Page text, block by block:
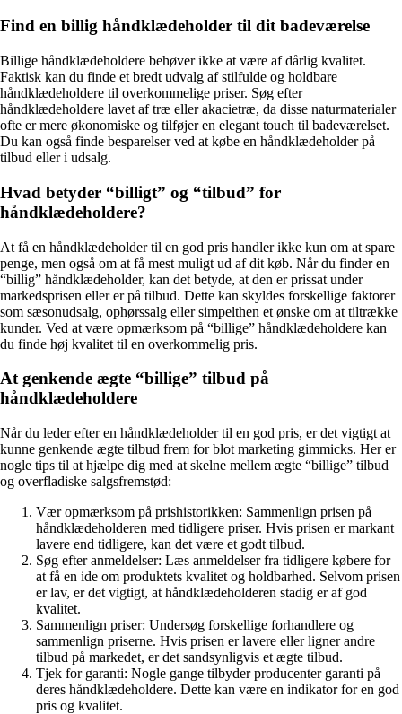
Find en billig håndklædeholder til dit badeværelse
Billige håndklædeholdere behøver ikke at være af dårlig kvalitet.
Faktisk kan du finde et bredt udvalg af stilfulde og holdbare
håndklædeholdere til overkommelige priser. Søg efter
håndklædeholdere lavet af træ eller akacietræ, da disse naturmaterialer
ofte er mere økonomiske og tilføjer en elegant touch til badeværelset.
Du kan også finde besparelser ved at købe en håndklædeholder på
tilbud eller i udsalg.
Hvad betyder “billigt” og “tilbud” for
håndklædeholdere?
At få en håndklædeholder til en god pris handler ikke kun om at spare
penge, men også om at få mest muligt ud af dit køb. Når du finder en
“billig” håndklædeholder, kan det betyde, at den er prissat under
markedsprisen eller er på tilbud. Dette kan skyldes forskellige faktorer
som sæsonudsalg, ophørssalg eller simpelthen et ønske om at tiltrække
kunder. Ved at være opmærksom på “billige” håndklædeholdere kan
du finde høj kvalitet til en overkommelig pris.
At genkende ægte “billige” tilbud på
håndklædeholdere
Når du leder efter en håndklædeholder til en god pris, er det vigtigt at
kunne genkende ægte tilbud frem for blot marketing gimmicks. Her er
nogle tips til at hjælpe dig med at skelne mellem ægte “billige” tilbud
og overfladiske salgsfremstød:
Vær opmærksom på prishistorikken: Sammenlign prisen på
håndklædeholderen med tidligere priser. Hvis prisen er markant
lavere end tidligere, kan det være et godt tilbud.
Søg efter anmeldelser: Læs anmeldelser fra tidligere købere for
at få en ide om produktets kvalitet og holdbarhed. Selvom prisen
er lav, er det vigtigt, at håndklædeholderen stadig er af god
kvalitet.
Sammenlign priser: Undersøg forskellige forhandlere og
sammenlign priserne. Hvis prisen er lavere eller ligner andre
tilbud på markedet, er det sandsynligvis et ægte tilbud.
Tjek for garanti: Nogle gange tilbyder producenter garanti på
deres håndklædeholdere. Dette kan være en indikator for en god
pris og kvalitet.